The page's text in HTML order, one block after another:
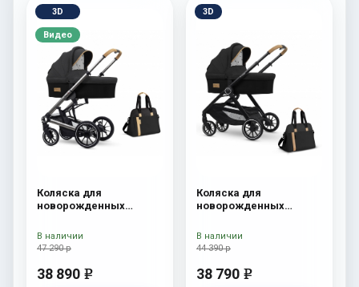
3D
Видео
Коляска для
новорожденных
Onyx
47 290 р
38 890 e
В наличии
3D
Коляска для
новорожденных
сумка Onyx
44 390 р
38 790 e
В наличии